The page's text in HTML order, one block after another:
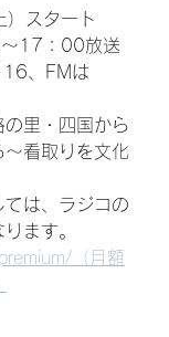
スタート
17：00放送
、FMは
の里・四国から
～看取りを文化
ては、ラジコの
ます。
（月額